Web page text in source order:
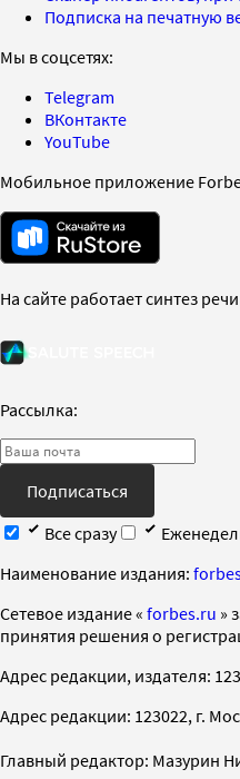
Подписка на печатную
Мы в соцсетях:
Telegram
ВКонтакте
YouTube
Мобильное приложение
На сайте работает синтез речи
Рассылка:
Подписаться
Все сразу
Наименование издания:
Cетевое издание « forbes.ru »
принятия решения о
Адрес редакции, издателя:
Адрес редакции: 123022, г.
Главный редактор: Мазурин